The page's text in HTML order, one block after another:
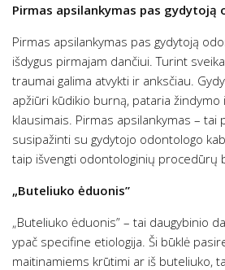
Pirmas apsilankymas pas gydytoją
Pirmas apsilankymas pas gydytoją
išdygus pirmajam dančiui. Turint
traumai galima atvykti ir anksčiau.
apžiūri kūdikio burną, pataria
klausimais. Pirmas apsilankymas – tai
susipažinti su gydytojo odontologo
taip išvengti odontologinių procedūrų
„Buteliuko ėduonis”
„Buteliuko ėduonis” – tai daugybinio
ypač specifine etiologija. Ši būklė
maitinamiems krūtimi ar iš buteliuko,